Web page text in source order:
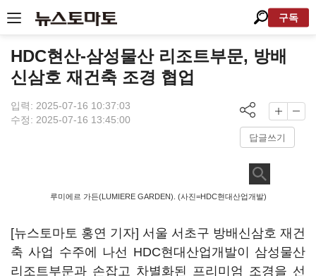
구독
HDC현산-삼성물산 리조트부문, 방배
신삼호 재건축 조경 협업
입력: 2025-07-16 10:37:03
수정: 2025-07-16 13:45:00
답글쓰기
루미에르 가든(LUMIERE GARDEN). (사진=HDC현대산업개발)
[뉴스토마토 홍연 기자] 서울 서초구 방배신삼호 재건
축 사업 수주에 나선 HDC현대산업개발이 삼성물산
리조트부문과 손잡고 차별화된 프리미엄 조경을 선